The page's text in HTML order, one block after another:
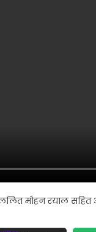
मोहन रयाल सहित